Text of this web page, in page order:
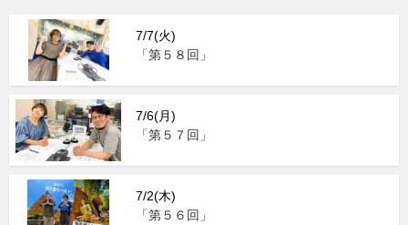
7/7(火)
「第５８回」
7/6(月)
「第５７回」
7/2(木)
「第５６回」